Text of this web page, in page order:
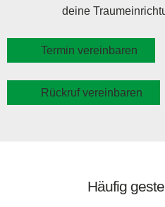
deine
Termin vereinbaren
Rückruf vereinbaren
Häufig